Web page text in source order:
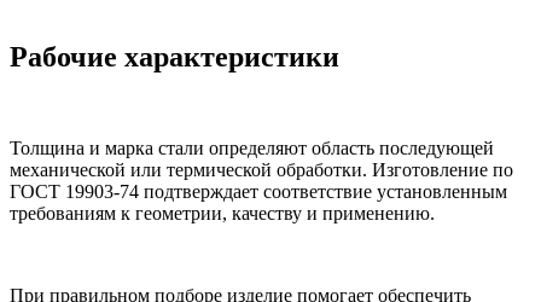
Рабочие характеристики
Толщина и марка стали определяют область последующей
механической или термической обработки. Изготовление по
ГОСТ 19903-74 подтверждает соответствие установленным
требованиям к геометрии, качеству и применению.
При правильном подборе изделие помогает обеспечить